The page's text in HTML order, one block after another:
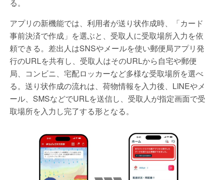
る。
アプリの新機能では、利用者が送り状作成時、「カード
事前決済で作成」を選ぶと、受取人に受取場所入力を依
頼できる。差出人はSNSやメールを使い郵便局アプリ発
行のURLを共有し、受取人はそのURLから自宅や郵便
局、コンビニ、宅配ロッカーなど多様な受取場所を選べ
る。送り状作成の流れは、荷物情報を入力後、LINEやメ
ール、SMSなどでURLを送信し、受取人が指定画面で受
取場所を入力し完了する形となる。